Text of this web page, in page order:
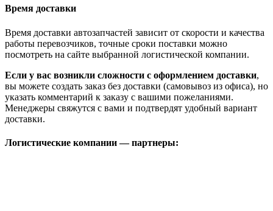
Время доставки
Время доставки автозапчастей зависит от скорости и качества
работы перевозчиков, точные сроки поставки можно
посмотреть на сайте выбранной логистической компании.
Если у вас возникли сложности с оформлением доставки,
вы можете создать заказ без доставки (самовывоз из офиса), но
указать комментарий к заказу с вашими пожеланиями.
Менеджеры свяжутся с вами и подтвердят удобный вариант
доставки.
Логистические компании — партнеры: